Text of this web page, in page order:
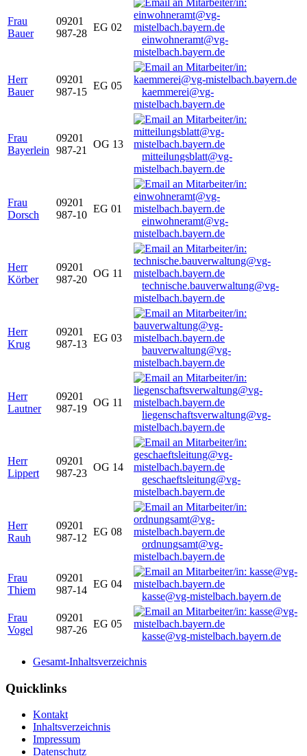
Frau
Bauer
09201
987-28
EG 02
einwohneramt@vg-
mistelbach.bayern.de
Herr
Bauer
09201
987-15
EG 05
kaemmerei@vg-
mistelbach.bayern.de
Frau
Bayerlein
09201
987-21
OG 13
mitteilungsblatt@vg-
mistelbach.bayern.de
Frau
Dorsch
09201
987-10
EG 01
einwohneramt@vg-
mistelbach.bayern.de
Herr
Körber
09201
987-20
OG 11
technische.bauverwaltung@vg-
mistelbach.bayern.de
Herr
Krug
09201
987-13
EG 03
bauverwaltung@vg-
mistelbach.bayern.de
Herr
Lautner
09201
987-19
OG 11
liegenschaftsverwaltung@vg-
mistelbach.bayern.de
Herr
Lippert
09201
987-23
OG 14
geschaeftsleitung@vg-
mistelbach.bayern.de
Herr
Rauh
09201
987-12
EG 08
ordnungsamt@vg-
mistelbach.bayern.de
Frau
Thiem
09201
987-14
EG 04
kasse@vg-mistelbach.bayern.de
Frau
Vogel
09201
987-26
EG 05
kasse@vg-mistelbach.bayern.de
Gesamt-Inhaltsverzeichnis
Quicklinks
Kontakt
Inhaltsverzeichnis
Impressum
Datenschutz